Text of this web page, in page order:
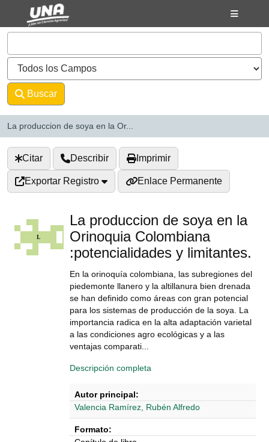
Saltar al contenido
VuFind
Buscar
La produccion de soya en la Or...
Citar Describir Imprimir
Exportar Registro Enlace Permanente
La produccion de soya en la
Orinoquia Colombiana
:potencialidades y limitantes.
En la orinoquía colombiana, las subregiones del
piedemonte llanero y la altillanura bien drenada
se han definido como áreas con gran potencial
para los sistemas de producción de la soya. La
importancia radica en la alta adaptación varietal
a las condiciones agro ecológicas y a las
ventajas comparati...
Descripción completa
Autor principal:
Valencia Ramírez, Rubén Alfredo
Formato: